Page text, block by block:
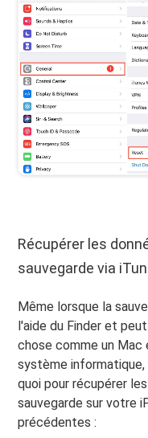
Récupérer les
sauvegarde via
Même lorsque la
l'aide du Finder et
chose comme un
système informatique,
quoi pour récupérer
sauvegarde sur votre
précédentes :